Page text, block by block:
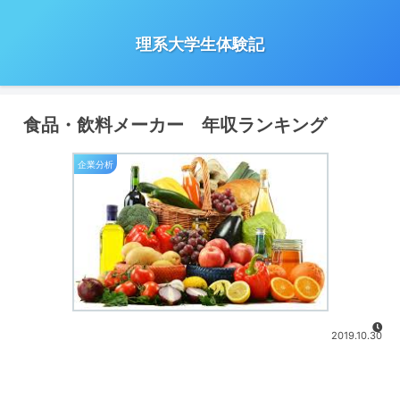
理系大学生体験記
食品・飲料メーカー 年収ランキング
企業分析
2019.10.30